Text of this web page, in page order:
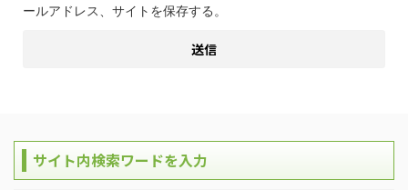
ールアドレス、サイトを保存する。
サイト内検索ワードを入力